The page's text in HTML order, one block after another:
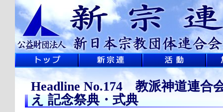
Headline No.174 教派神道連合
え 記念祭典・式典